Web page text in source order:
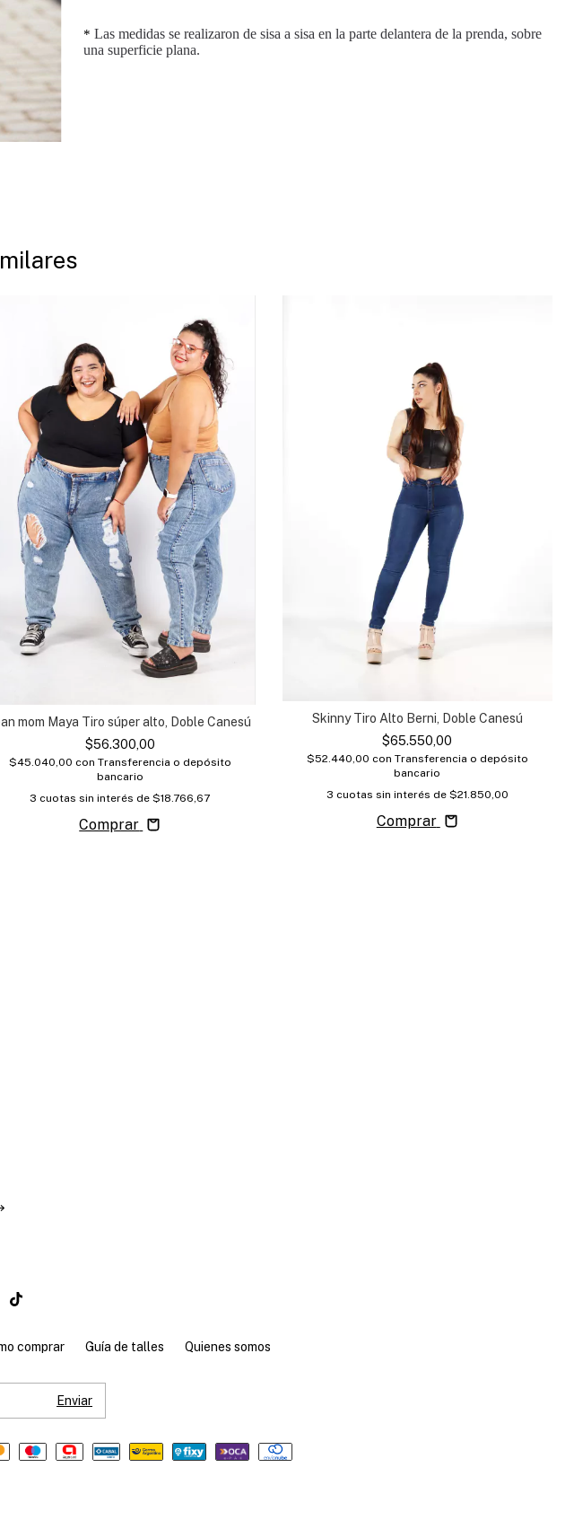
* Las medidas se realizaron de sisa a sisa en la parte delantera de la prenda, sobre
una superficie plana.
mom Maya Tiro súper alto, Doble Canesú
$56.300,00
$45.040,00 con Transferencia o depósito
bancario
3 cuotas sin interés de$18.766,67
Comprar
Skinny Tiro Alto Berni, Doble Canesú
$65.550,00
$52.440,00 con Transferencia o depósito
bancario
3 cuotas sin interés de $21.850,00
Comprar
comprar Guía de talles Quienes somos